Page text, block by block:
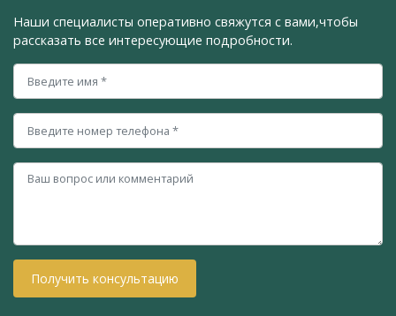
Наши специалисты оперативно свяжутся с вами,чтобы
рассказать все интересующие подробности.
Получить консультацию